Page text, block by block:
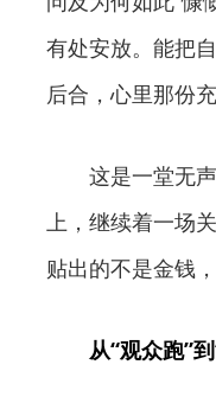
有处安放。能把
后合，心里那份
这是一堂无
上，继续着一场
贴出的不是金钱
从“观众跑”